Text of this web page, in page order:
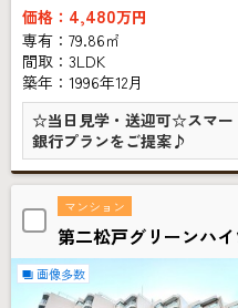
価格： 4,480万円
専有：79.86㎡
間取：3LDK
築年：1996年12月
☆当日見学・送迎可☆スマー
銀行プランをご提案♪
マンション
第二松戸グリーンハイ
画像多数